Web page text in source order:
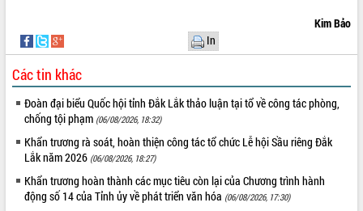
Thuột
Định vị cà phê Việt Nam như một “di
sản sống” trong dòng chảy toàn cầu
Xây dựng nông thôn mới: Nâng cao đời
sống người dân từ những mô hình thiết
thực
Quyết liệt tháo gỡ vướng mắc, đẩy
nhanh tiến độ các dự án trọng điểm
trong Khu kinh tế Nam Phú Yên
Hòn Yến phát triển du lịch gắn với bảo
Kim Bảo
In
Các tin khác
Đoàn đại biểu Quốc hội tỉnh Đắk Lắk thảo luận tại tổ về công tác phòng,
chống tội phạm (06/08/2026, 18:32)
Khẩn trương rà soát, hoàn thiện công tác tổ chức Lễ hội Sầu riêng Đắk
Lắk năm 2026 (06/08/2026, 18:27)
Khẩn trương hoàn thành các mục tiêu còn lại của Chương trình hành
động số 14 của Tỉnh ủy về phát triển văn hóa (06/08/2026, 17:30)